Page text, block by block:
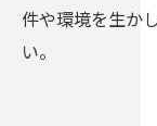
件や環境を生か
い。